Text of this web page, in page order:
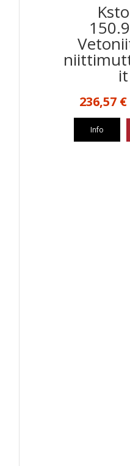
it
236,57 €
Info